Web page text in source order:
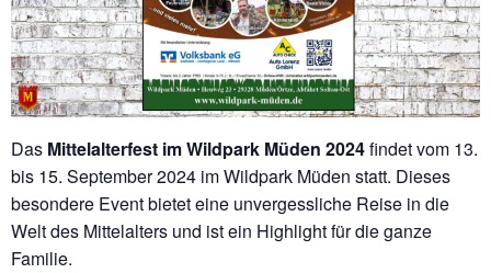
Das Mittelalterfest im Wildpark Müden 2024findet vom 13.
bis 15. September 2024 im Wildpark Müden statt. Dieses
besondere Event bietet eine unvergessliche Reise in die
Welt des Mittelalters und ist ein Highlight für die ganze
Familie.